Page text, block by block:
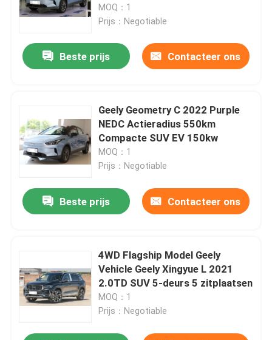
MOQ：1
Prijs：Negotiable
Beste prijs Contacteer ons
Geely Geometry C 2022 Purple
NEDC Actieradius 550km
Compacte SUV EV 150kw
MOQ：1
Prijs：Negotiable
Beste prijs Contacteer ons
4WD Flagship Model Geely
Vehicle Geely Xingyue L 2021
2.0TD SUV 5-deurs 5 zitplaatsen
MOQ：1
Prijs：Negotiable